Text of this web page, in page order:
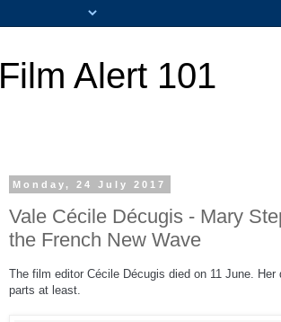
Film Alert 101
Monday, 24 July 2017
Vale Cécile Décugis - Mary
the French New Wave
The film editor Cécile Décugis died on 11 June.
parts at least.